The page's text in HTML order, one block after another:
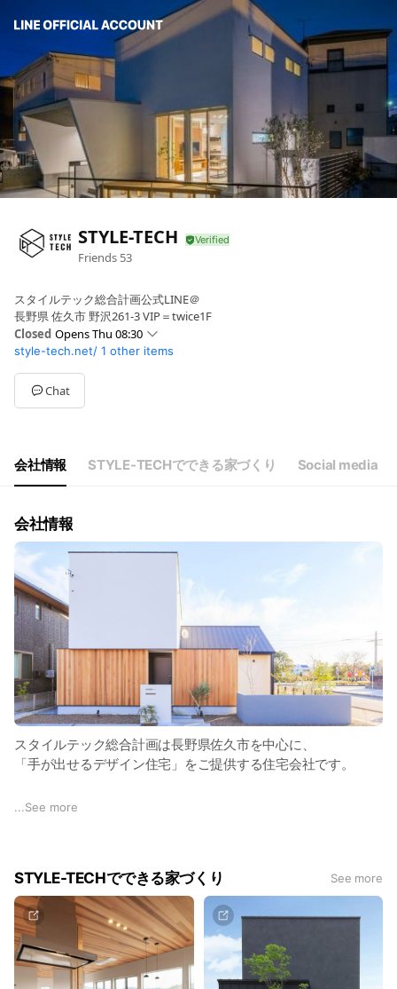
STYLE-TECH
Friends 53
スタイルテック総合計画公式LINE＠
長野県 佐久市 野沢261-3 VIP＝twice1F
Closed Opens Thu 08:30
Sun08:30 - 17:30
Mon08:30 - 17:30
Tue08:30 - 17:30
WedClosed
Sat08:30 - 17:30
毎月第2火曜、第4日曜および祝日は定休日
style-tech.net/ 1 other items
Chat
会社情報 STYLE-TECHでできる家づくり Social media
会社情報
スタイルテック総合計画は長野県佐久市を中心に、
「手が出せるデザイン住宅」をご提供する住宅会社です。
『 別荘 × 住宅 』という新しいカタチ。
趣味を楽しむ家、
そんなワクワクする家づくりをご提供します。
ハウスメーカーや規格住宅専門の工務店だと対応が難しいよう
な、
手作り感のある個性的な住宅を得意としています。
...See more
STYLE-TECHでできる家づくり See more